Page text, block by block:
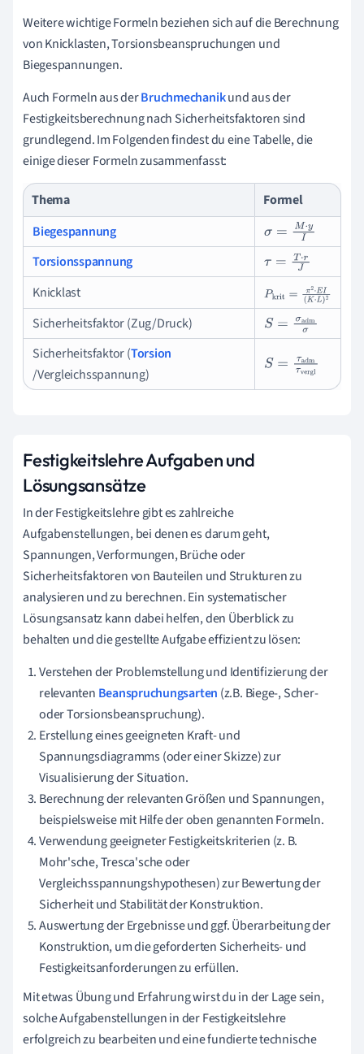
Weitere wichtige Formeln beziehen sich auf die Berechnung
von Knicklasten, Torsionsbeanspruchungen und
Biegespannungen.
Auch Formeln aus derBruchmechanikund aus der
Festigkeitsberechnung nach Sicherheitsfaktoren sind
grundlegend. Im Folgenden findest du eine Tabelle, die
einige dieser Formeln zusammenfasst:
Thema
Formel
Biegespannung
σ=M yI
Torsionsspannung
τ= T⋅ J
Knicklast
Pkrit =π2⋅EI(K
Sicherheitsfaktor (Zug/Druck)
S= σadmσ
Sicherheitsfaktor (Torsion
/Vergleichsspannung)
S= τadmτvergl
Festigkeitslehre Aufgaben und
Lösungsansätze
In der Festigkeitslehre gibt es zahlreiche
Aufgabenstellungen, bei denen es darum geht,
Spannungen, Verformungen, Brüche oder
Sicherheitsfaktoren von Bauteilen und Strukturen zu
analysieren und zu berechnen. Ein systematischer
Lösungsansatz kann dabei helfen, den Überblick zu
behalten und die gestellte Aufgabe effizient zu lösen:
Verstehen der Problemstellung und Identifizierung der
relevanten Beanspruchungsarten (z.B. Biege-, Scher-
oder Torsionsbeanspruchung).
Erstellung eines geeigneten Kraft- und
Spannungsdiagramms (oder einer Skizze) zur
Visualisierung der Situation.
Berechnung der relevanten Größen und Spannungen,
beispielsweise mit Hilfe der oben genannten Formeln.
Verwendung geeigneter Festigkeitskriterien (z. B.
Mohr'sche, Tresca'sche oder
Vergleichsspannungshypothesen) zur Bewertung der
Sicherheit und Stabilität der Konstruktion.
Auswertung der Ergebnisse und ggf. Überarbeitung der
Konstruktion, um die geforderten Sicherheits- und
Festigkeitsanforderungen zu erfüllen.
Mit etwas Übung und Erfahrung wirst du in der Lage sein,
solche Aufgabenstellungen in der Festigkeitslehre
erfolgreich zu bearbeiten und eine fundierte technische